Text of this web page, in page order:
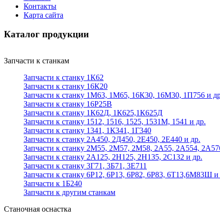
Контакты
Карта сайта
Каталог продукции
Запчасти к станкам
Запчасти к станку 1К62
Запчасти к станку 16К20
Запчасти к станку 1М63, 1М65, 16К30, 16М30, 1П756 и
Запчасти к станку 16Р25В
Запчасти к станку 1К62Д, 1К625,1К625Д
Запчасти к станку 1512, 1516, 1525, 1531М, 1541 и др.
Запчасти к станку 1341, 1К341, 1Г340
Запчасти к станку 2А450, 2Д450, 2Е450, 2Е440 и др.
Запчасти к станку 2М55, 2М57, 2М58, 2А55, 2А554,
Запчасти к станку 2А125, 2Н125, 2Н135, 2С132 и др.
Запчасти к станку 3Г71, 3Б71, 3Е711
Запчасти к станку 6Р12, 6Р13, 6Р82, 6Р83, 6Т13,6М83Ш и
Запчасти к 1Б240
Запчасти к другим станкам
Станочная оснастка